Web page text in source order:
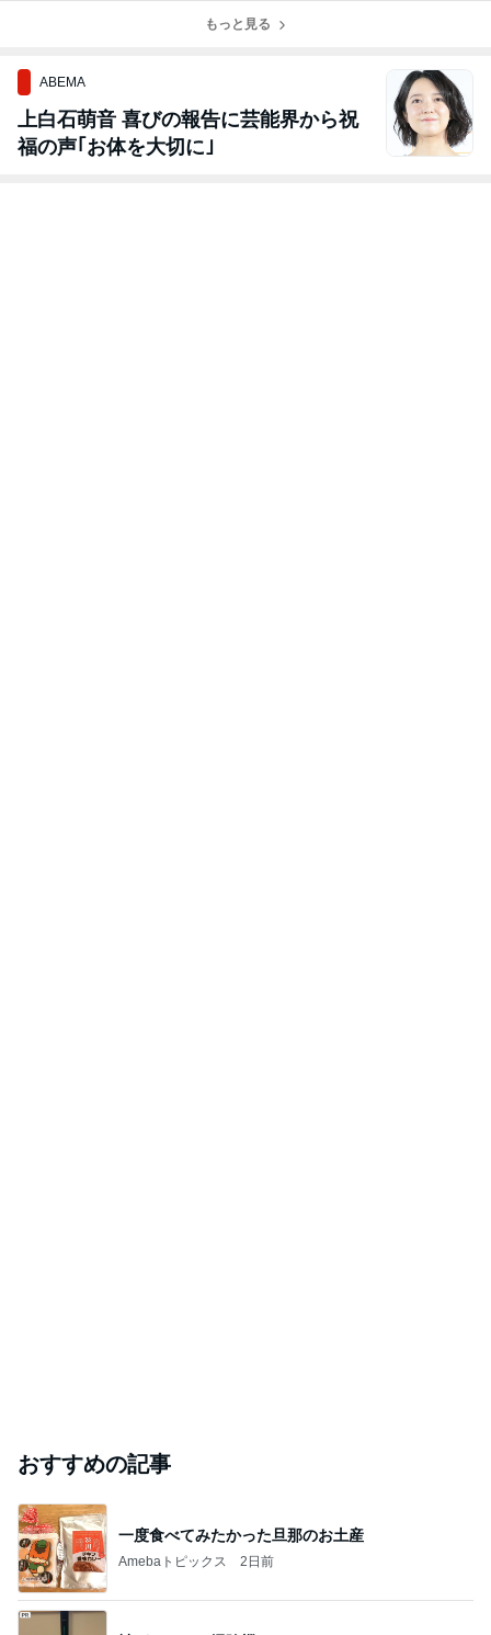
やし白玉ぜんざ
もっと見る
ABEMA
上白石萌音 喜びの報告に芸能界から祝
福の声｢お体を大切に｣
おすすめの記事
一度食べてみたかった旦那のお土産
Amebaトピックス 2日前